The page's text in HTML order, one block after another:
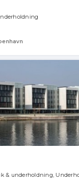
& underholdning,